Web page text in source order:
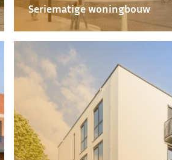
Seriematige woningbouw